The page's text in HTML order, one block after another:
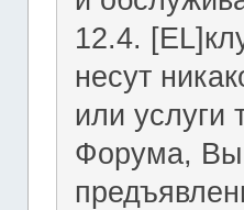
12.4.
несут
или услуги
Форума, Вы